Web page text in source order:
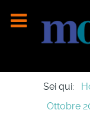
Sei qui:
Ottobre